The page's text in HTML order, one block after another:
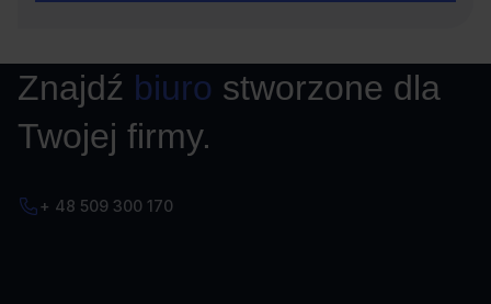
Znajdź biuro stworzone dla
Twojej firmy.
+ 48 509 300 170